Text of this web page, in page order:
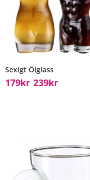
Sexigt Ölglass
179Kr 239Kr